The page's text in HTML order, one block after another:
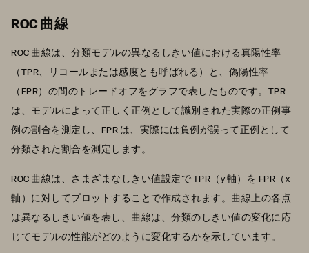
ROC 曲線
ROC 曲線は、分類モデルの異なるしきい値における真陽性率
（TPR、リコールまたは感度とも呼ばれる）と、偽陽性率
（FPR）の間のトレードオフをグラフで表したものです。TPR
は、モデルによって正しく正例として識別された実際の正例事
例の割合を測定し、FPR は、実際には負例が誤って正例として
分類された割合を測定します。
ROC 曲線は、さまざまなしきい値設定で TPR（y 軸）を FPR（x
軸）に対してプロットすることで作成されます。曲線上の各点
は異なるしきい値を表し、曲線は、分類のしきい値の変化に応
じてモデルの性能がどのように変化するかを示しています。